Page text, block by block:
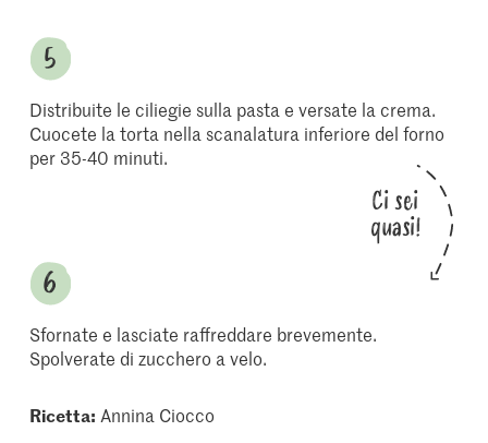
Distribuite le ciliegie sulla pasta e versate la crema.
Cuocete la torta nella scanalatura inferiore del forno
per 35-40 minuti.
Ci sei
quasi!
Sfornate e lasciate raffreddare brevemente.
Spolverate di zucchero a velo.
Ricetta: Annina Ciocco